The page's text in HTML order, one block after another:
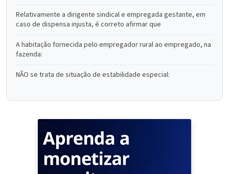
Relativamente a dirigente sindical e empregada gestante, em
caso de dispensa injusta, é correto afirmar que
A habitação fornecida pelo empregador rural ao empregado, na
fazenda:
NÃO se trata de situação de estabilidade especial: